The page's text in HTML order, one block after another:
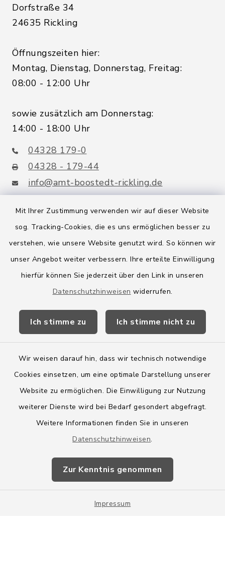
Mit Ihrer Zustimmung verwenden wir auf dieser Website
sog. Tracking-Cookies, die es uns ermöglichen besser zu
verstehen, wie unsere Website genutzt wird. So können wir
unser Angebot weiter verbessern. Ihre erteilte Einwilligung
hierfür können Sie jederzeit über den Link in unseren
Datenschutzhinweisen widerrufen.
Ich stimme zu Ich stimme nicht zu
Wir weisen darauf hin, dass wir technisch notwendige
Cookies einsetzen, um eine optimale Darstellung unserer
Website zu ermöglichen. Die Einwilligung zur Nutzung
weiterer Dienste wird bei Bedarf gesondert abgefragt.
Weitere Informationen finden Sie in unseren
Datenschutzhinweisen.
Zur Kenntnis genommen
Impressum
Dorfstraße 34
24635 Rickling
Öffnungszeiten hier:
Montag, Dienstag, Donnerstag, Freitag:
08:00 - 12:00 Uhr
sowie zusätzlich am Donnerstag:
14:00 - 18:00 Uhr
04328 179-0
04328 - 179-44
info@amt-boostedt-rickling.de
Quicklinks
Amt Boostedt-Rickling
Amtsbroschüre
Wege-Zweckverband
Barrierefreiheit
Impressum
Sitemap